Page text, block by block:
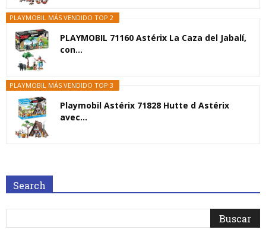
PLAYMOBIL MÁS VENDIDO TOP 2
PLAYMOBIL 71160 Astérix La Caza del Jabalí,
con...
PLAYMOBIL MÁS VENDIDO TOP 3
Playmobil Astérix 71828 Hutte d Astérix
avec...
Search